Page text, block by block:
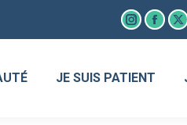
Instagram
opensopens
X
JE SUIS PATIENT